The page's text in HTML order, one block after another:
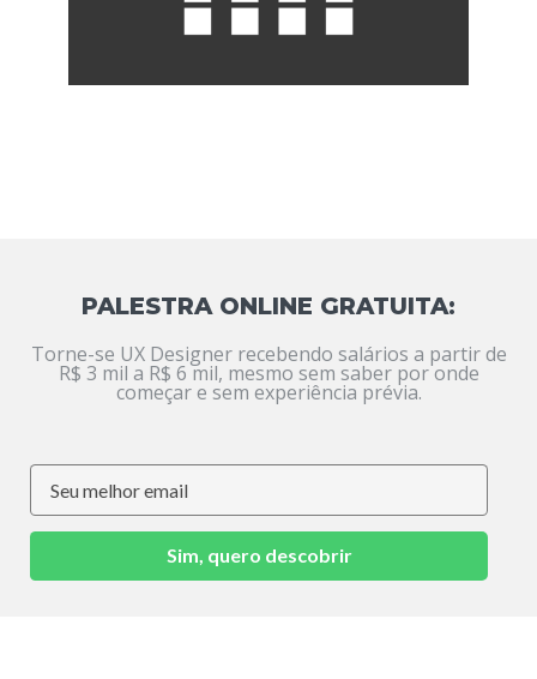
PALESTRA ONLINE GRATUITA:
Torne-se UX Designer recebendo salários a partir de
R$ 3 mil a R$ 6 mil, mesmo sem saber por onde
começar e sem experiência prévia.
Sim, quero descobrir